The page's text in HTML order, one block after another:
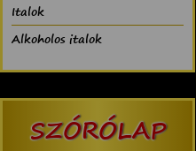
Italok
Alkoholos italok
SZÓRÓLAP